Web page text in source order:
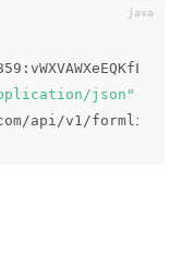
:
json"
/api /v1 /formlist